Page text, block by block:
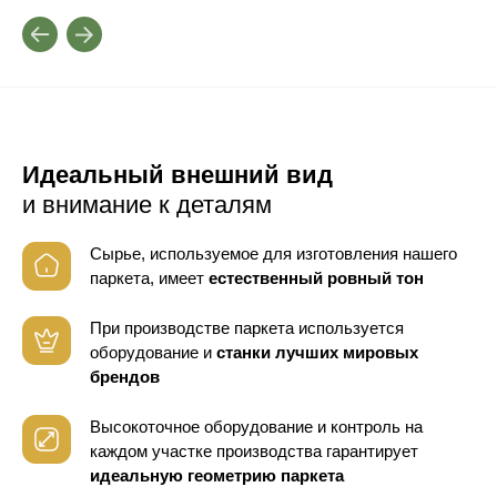
Идеальный внешний вид
и внимание к деталям
Сырье, используемое для изготовления нашего
паркета, имеет естественный ровный тон
При производстве паркета используется
оборудование и станки лучших мировых
брендов
Высокоточное оборудование и контроль на
каждом участке производства гарантирует
идеальную геометрию паркета